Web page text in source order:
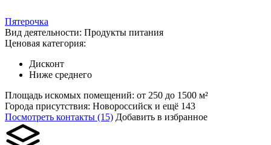
Пятерочка
Вид деятельности: Продукты питания
Ценовая категория:
Дисконт
Ниже среднего
Площадь искомых помещений: от 250 до 1500 м²
Города присутствия: Новороссийск и ещё 143
Посмотреть контакты (15) Добавить в избранное